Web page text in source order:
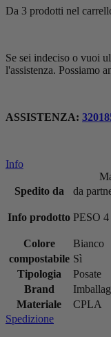
Da 3 prodotti nel
Se sei indeciso o vuoi
l'assistenza. Possiamo
ASSISTENZA:
Info
Spedito da
da
Info prodotto PESO
Colore
Bianco
compostabile Sì
Tipologia
Posate
Brand
Materiale
CPLA
Spedizione